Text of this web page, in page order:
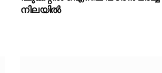
നിലയിൽ